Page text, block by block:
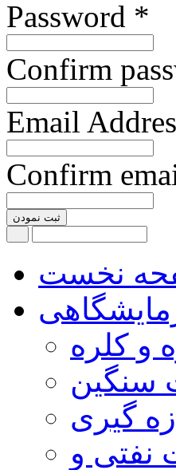
Password *
Confirm
Email
Confirm
ثبت نمودن
نخست
و کلره
سنگین